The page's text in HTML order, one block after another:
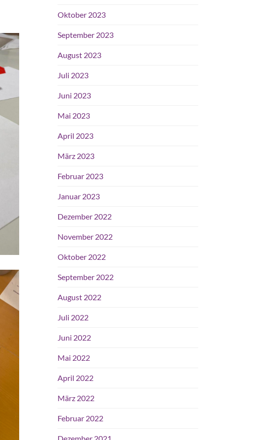
Oktober 2023
September 2023
August 2023
Juli 2023
Juni 2023
Mai 2023
April 2023
März 2023
Februar 2023
Januar 2023
Dezember 2022
November 2022
Oktober 2022
September 2022
August 2022
Juli 2022
Juni 2022
Mai 2022
April 2022
März 2022
Februar 2022